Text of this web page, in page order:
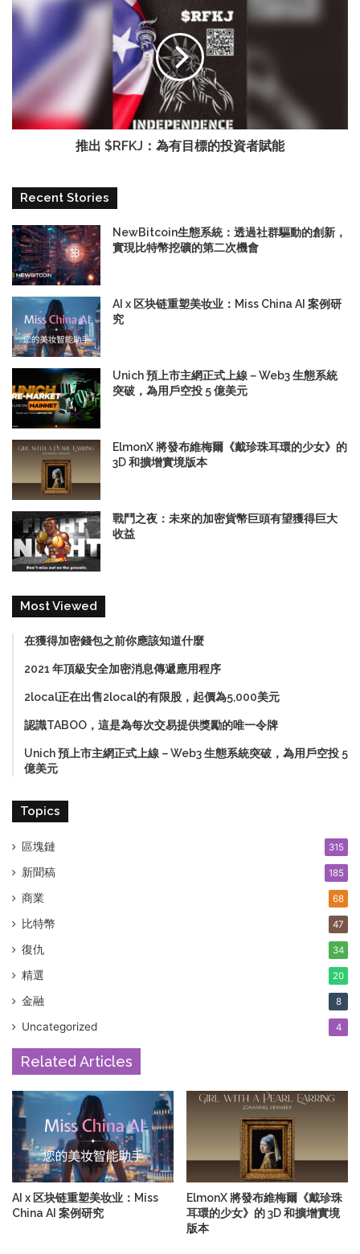
推出 $RFKJ：為有目標的投資者賦能
Recent Stories
NewBitcoin生態系統：透過社群驅動的創新，
實現比特幣挖礦的第二次機會
AI x 区块链重塑美妆业：Miss China AI 案例研
究
Unich 預上市主網正式上線－Web3 生態系統
突破，為用戶空投 5 億美元
ElmonX 將發布維梅爾《戴珍珠耳環的少女》的
3D 和擴增實境版本
戰鬥之夜：未來的加密貨幣巨頭有望獲得巨大
收益
Most Viewed
在獲得加密錢包之前你應該知道什麼
2021 年頂級安全加密消息傳遞應用程序
2local正在出售2local的有限股，起價為5,000美元
認識TABOO，這是為每次交易提供獎勵的唯一令牌
Unich 預上市主網正式上線－Web3 生態系統突破，為用戶空投 5
億美元
Topics
區塊鏈 315
新聞稿 185
商業 68
比特幣 47
復仇 34
精選 20
金融 8
Uncategorized 4
Related Articles
AI x 区块链重塑美妆业：Miss
China AI 案例研究
ElmonX 將發布維梅爾《戴珍珠
耳環的少女》的 3D 和擴增實境
版本